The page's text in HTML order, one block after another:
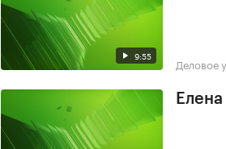
9:55 Деловое